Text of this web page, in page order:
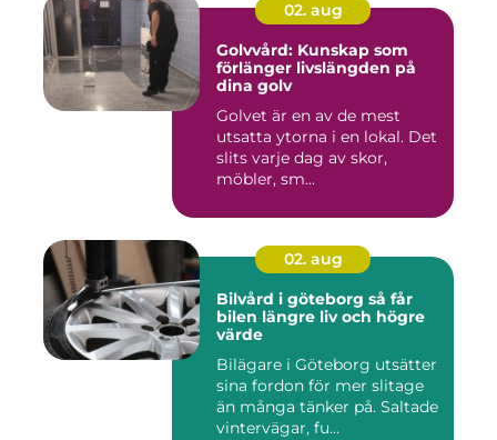
02. aug
Golvvård: Kunskap som
förlänger livslängden på
dina golv
Golvet är en av de mest
utsatta ytorna i en lokal. Det
slits varje dag av skor,
möbler, sm...
02. aug
Bilvård i göteborg så får
bilen längre liv och högre
värde
Bilägare i Göteborg utsätter
sina fordon för mer slitage
än många tänker på. Saltade
vintervägar, fu...